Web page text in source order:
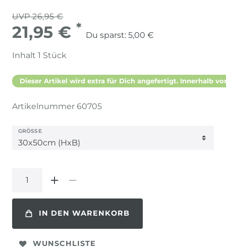
UVP 26,95 €
21,95 € *
Du sparst: 5,00 €
Inhalt 1 Stück
Dieser Artikel wird extra für Dich angefertigt. Innerhalb
Artikelnummer 60705
GRÖSSE
IN DEN WARENKORB
WUNSCHLISTE